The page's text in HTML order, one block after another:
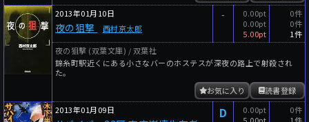
2013年01月10日
夜の狙撃 西村京太郎
-
0.00pt
0.00pt
5.00pt
0件
0件
1件
夜の狙撃 (双葉文庫) / 双葉社
錦糸町駅近くにある小さなバーのホステスが深夜の路上で射殺され
た。
読書登録
お気に入り
2013年01月09日
D
0.00pt
5.00pt
0件
1件